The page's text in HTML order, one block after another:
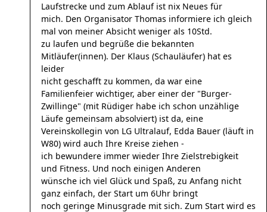
Laufstrecke und zum Ablauf ist nix Neues für
mich. Den Organisator Thomas informiere ich gleich
mal von meiner Absicht weniger als 10Std.
zu laufen und begrüße die bekannten
Mitläufer(innen). Der Klaus (Schauläufer) hat es
leider
nicht geschafft zu kommen, da war eine
Familienfeier wichtiger, aber einer der "Burger-
Zwillinge" (mit Rüdiger habe ich schon unzählige
Läufe gemeinsam absolviert) ist da, eine
Vereinskollegin von LG Ultralauf, Edda Bauer (läuft in
W80) wird auch Ihre Kreise ziehen -
ich bewundere immer wieder Ihre Zielstrebigkeit
und Fitness. Und noch einigen Anderen
wünsche ich viel Glück und Spaß, zu Anfang nicht
ganz einfach, der Start um 6Uhr bringt
noch geringe Minusgrade mit sich. Zum Start wird es